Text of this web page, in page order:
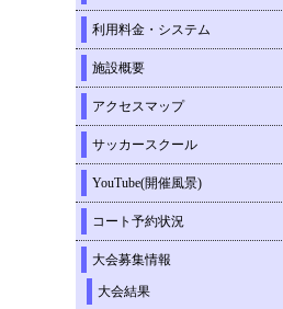
利用料金・システム
施設概要
アクセスマップ
サッカースクール
YouTube(開催風景)
コート予約状況
大会募集情報
大会結果